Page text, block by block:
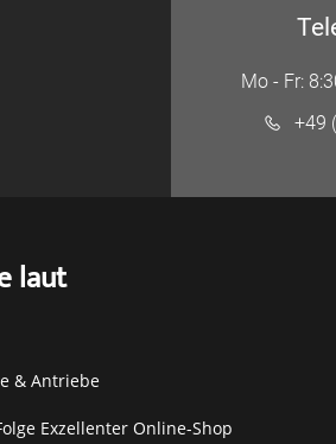
Mo - Fr:
+49
laut
& Antriebe
Exzellenter Online-Shop